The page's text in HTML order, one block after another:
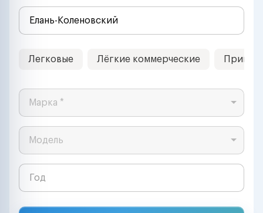
Легковые Лёгкие коммерческие
Марка *
Модель